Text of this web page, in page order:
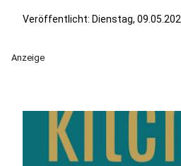
Veröffentlicht: Dienstag,
Anzeige